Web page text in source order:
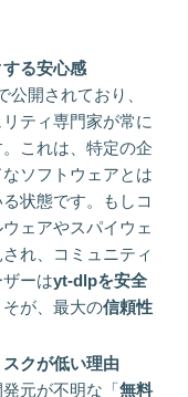
る安心感
開されており、
ティ専門家が常に
これは、特定の企
ソフトウェアとは
状態です。もしコ
ェアやスパイウェ
れ、コミュニティ
ーはyt-dlpを安全
そが、最大の信頼性
クが低い理由
元が不明な「無料